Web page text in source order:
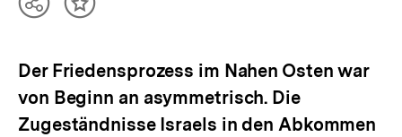
TeilenInhalt
Der Friedensprozess im Nahen Osten war
von Beginn an asymmetrisch. Die
Zugeständnisse Israels in den Abkommen